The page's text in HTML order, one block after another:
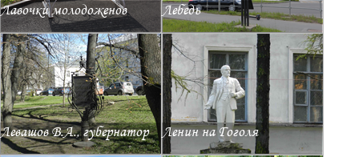
Лавочки молодоженов Лебедь
Левашов В.А., губернатор Ленин на Гоголя